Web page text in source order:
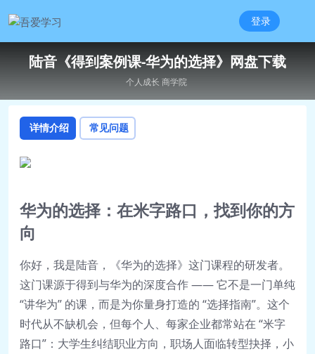
登录
陆音《得到案例课-华为的选择》网盘下载
个人成长 商学院
详情介绍 常见问题
华为的选择：在米字路口，找到你的方
向
你好，我是陆音，《华为的选择》这门课程的研发者。
这门课源于得到与华为的深度合作 —— 它不是一门单纯
“讲华为” 的课，而是为你量身打造的 “选择指南”。这个
时代从不缺机会，但每个人、每家企业都常站在 “米字
路口”：大学生纠结职业方向，职场人面临转型抉择，小